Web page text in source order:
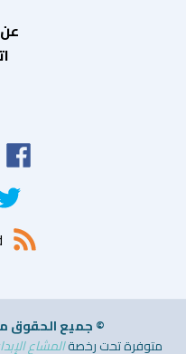
© جميع الحقوق
متوفرة تحت رخصةالمشاع